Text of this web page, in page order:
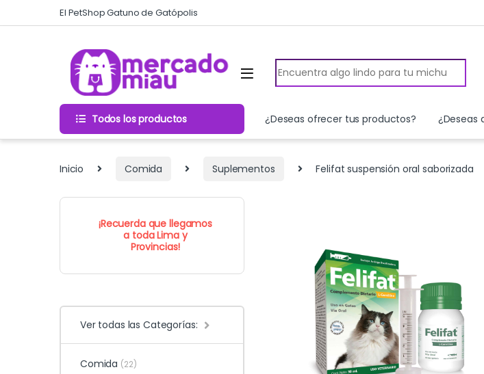
Skip to navigation
Skip to contentEl PetShop Gatuno de Gatópolis
Search for:
Todos los productos ¿Deseas ofrecer tus productos? ¿Deseas
Inicio Comida Suplementos Felifat suspensión oral saborizada
¡Recuerda que llegamos
a toda Lima y
Provincias!
Ver todas las Categorías:
Comida (22)